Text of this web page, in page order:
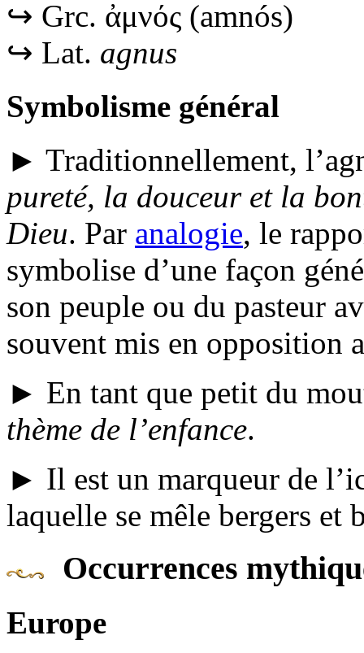
↪ Grc. ἀμνός (amnós)
↪ Lat. agnus
Symbolisme général
► Traditionnellement,
pureté, la douceur et la
Dieu. Par analogie, le
symbolise d’une façon
son peuple ou du pasteur
souvent mis en opposition
► En tant que petit du
thème de l’enfance.
► Il est un marqueur de
laquelle se mêle bergers et
Occurrences
Europe